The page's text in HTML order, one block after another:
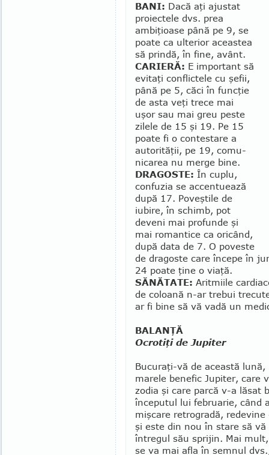
BANI: Dacă aţi ajustat
pro­iec­tele dvs. prea
ambiţioase pâ­nă pe 9, se
poate ca ul­­­terior aceastea
să prin­dă, în fine, avânt.
CARIERĂ: E im­por­tant să
e­vi­taţi con­flictele cu şe­fii,
până pe 5, căci în funcţie
de asta veţi trece mai
uşor sau mai greu pes­te
zilele de 15 şi 19. Pe 15
poate fi o contestare a
autorităţii, pe 19, co­mu­
nicarea nu merge bine.
DRAGOSTE: În cuplu,
confuzia se accentuează
după 17. Poveştile de
iubire, în schimb, pot
deveni mai profunde şi
mai ro­man­tice ca oricând,
după data de 7. O poveste
de dragoste care începe în
24 poate ţine o viaţă.
SĂNĂTATE: Aritmiile
de co­loa­nă n-ar trebui
ar fi bine să vă vadă un
BALANŢĂ
Ocrotiţi de Jupiter
Bucuraţi-vă de această lună,
marele benefic Jupiter, care
zodia şi care parcă v-a lăsat
începutul lui fe­brua­rie, când
mişcare retrogradă,
şi este din nou în stare să vă
întregul său sprijin. Mai
se va mai afla în semnul